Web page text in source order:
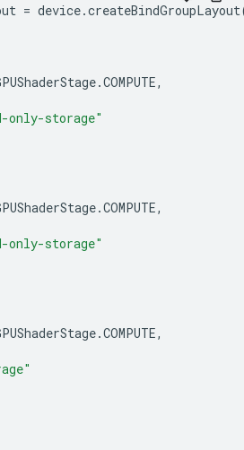
= device.createBindGroupLayout
.COMPUTE,
only-storage"
.COMPUTE,
only-storage"
.COMPUTE,